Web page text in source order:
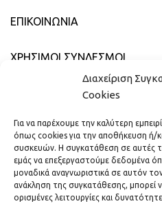
Διαχείριση
Cookies
Για να παρέχουμε την καλύτερη
όπως cookies για την αποθήκευση ή/
συσκευών. Η συγκατάθεση σε αυτές
εμάς να επεξεργαστούμε δεδομένα
μοναδικά αναγνωριστικά σε αυτόν
ανάκληση της συγκατάθεσης, μπορεί
ορισμένες λειτουργίες και
ΕΠΙΚΟΙΝΩΝΊΑ
ΧΡΗΣΙΜΟΙ ΣΥΝΔΕΣΜΟΙ
ΓΡΉΓΟΡΟ ΜΕΝΟΎ